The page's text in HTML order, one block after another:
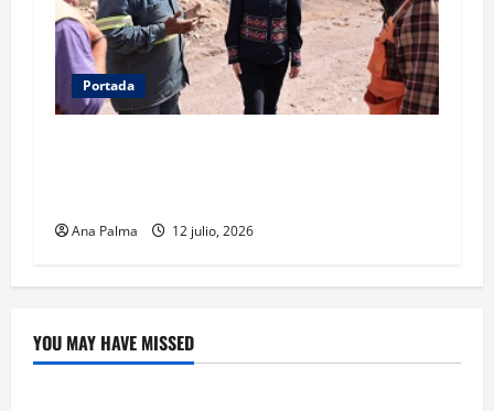
Portada
Ana Palma 12 julio, 2026
YOU MAY HAVE MISSED
Crítica de Cine